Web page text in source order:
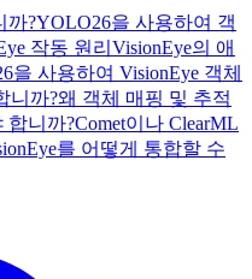
까?YOLO26을 사용하여 객
작동 원리 VisionEye의 애
을 사용하여 VisionEye 객체
니까?왜 객체 매핑 및 추적
합니까?Comet이나 ClearML
를 어떻게 통합할 수